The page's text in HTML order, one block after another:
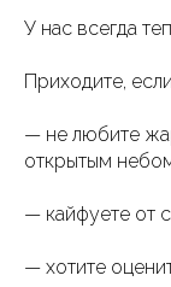
У нас всегда
Приходите,
— не любите
открытым
— кайфуете от
— хотите